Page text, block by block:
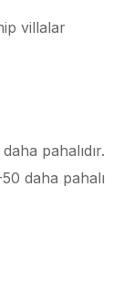
villalar
pahalıdır.
daha pahalı